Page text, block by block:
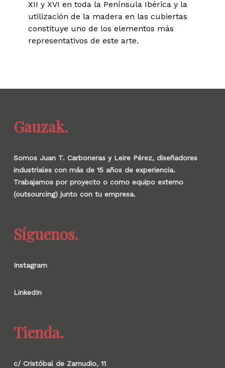
XII y XVI en toda la Península Ibérica y la
utilización de la madera en las cubiertas
constituye uno de los elementos más
representativos de este arte.
Gauzak.
Somos Juan T. Carboneras y Leire Pérez, diseñadores
industriales con más de 15 años de experiencia.
Trabajamos por proyecto o como equipo externo
(outsourcing) junto con tu empresa.
Síguenos.
Instagram
LinkedIn
Tienda.
c/ Cristóbal de Zamudio, 11